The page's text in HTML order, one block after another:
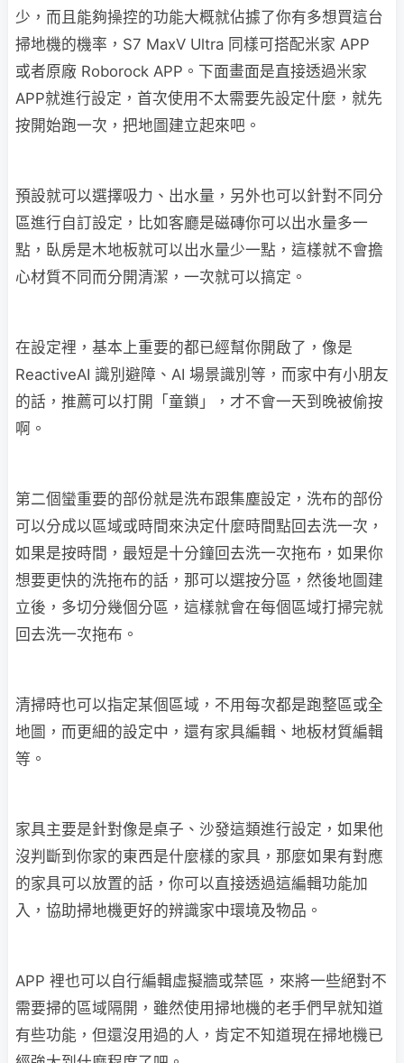
少，而且能夠操控的功能大概就佔據了你有多想買這台
掃地機的機率，S7 MaxV Ultra 同樣可搭配米家 APP
或者原廠 Roborock APP。下面畫面是直接透過米家
APP就進行設定，首次使用不太需要先設定什麼，就先
按開始跑一次，把地圖建立起來吧。
預設就可以選擇吸力、出水量，另外也可以針對不同分
區進行自訂設定，比如客廳是磁磚你可以出水量多一
點，臥房是木地板就可以出水量少一點，這樣就不會擔
心材質不同而分開清潔，一次就可以搞定。
在設定裡，基本上重要的都已經幫你開啟了，像是
ReactiveAI 識別避障、AI 場景識別等，而家中有小朋友
的話，推薦可以打開「童鎖」，才不會一天到晚被偷按
啊。
第二個蠻重要的部份就是洗布跟集塵設定，洗布的部份
可以分成以區域或時間來決定什麼時間點回去洗一次，
如果是按時間，最短是十分鐘回去洗一次拖布，如果你
想要更快的洗拖布的話，那可以選按分區，然後地圖建
立後，多切分幾個分區，這樣就會在每個區域打掃完就
回去洗一次拖布。
清掃時也可以指定某個區域，不用每次都是跑整區或全
地圖，而更細的設定中，還有家具編輯、地板材質編輯
等。
家具主要是針對像是桌子、沙發這類進行設定，如果他
沒判斷到你家的東西是什麼樣的家具，那麼如果有對應
的家具可以放置的話，你可以直接透過這編輯功能加
入，協助掃地機更好的辨識家中環境及物品。
APP 裡也可以自行編輯虛擬牆或禁區，來將一些絕對不
需要掃的區域隔開，雖然使用掃地機的老手們早就知道
有些功能，但還沒用過的人，肯定不知道現在掃地機已